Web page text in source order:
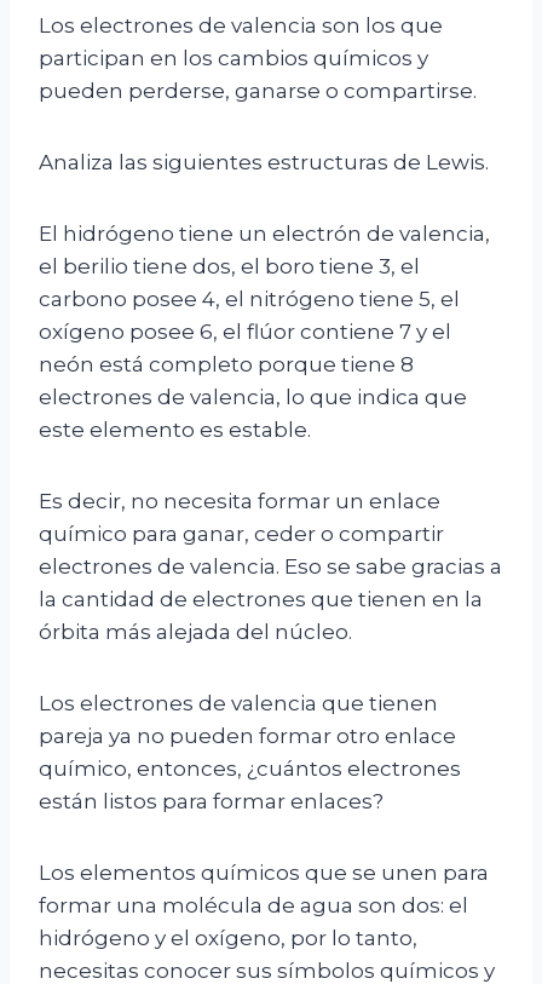
Los electrones de valencia son los que
participan en los cambios químicos y
pueden perderse, ganarse o compartirse.
Analiza las siguientes estructuras de Lewis.
El hidrógeno tiene un electrón de valencia,
el berilio tiene dos, el boro tiene 3, el
carbono posee 4, el nitrógeno tiene 5, el
oxígeno posee 6, el flúor contiene 7 y el
neón está completo porque tiene 8
electrones de valencia, lo que indica que
este elemento es estable.
Es decir, no necesita formar un enlace
químico para ganar, ceder o compartir
electrones de valencia. Eso se sabe gracias a
la cantidad de electrones que tienen en la
órbita más alejada del núcleo.
Los electrones de valencia que tienen
pareja ya no pueden formar otro enlace
químico, entonces, ¿cuántos electrones
están listos para formar enlaces?
Los elementos químicos que se unen para
formar una molécula de agua son dos: el
hidrógeno y el oxígeno, por lo tanto,
necesitas conocer sus símbolos químicos y